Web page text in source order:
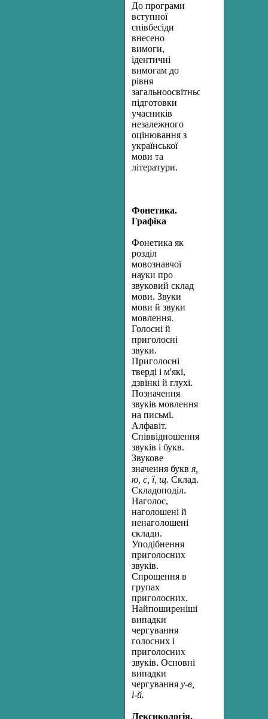
До програми
вступної
співбесіди
внесено
вимоги,
ідентичні
вимогам до
рівня
загальноосвітньої
підготовки
учасників
незалежного
оцінювання з
української
мови та
літератури.
Фонетика.
Графіка
Фонетика як
розділ
мовознавчої
науки про
звуковий склад
мови. Звуки
мови й звуки
мовлення.
Голосні й
приголосні
звуки.
Приголосні
тверді і м'які,
дзвінкі й глухі.
Позначення
звуків мовлення
на пись­мі.
Алфавіт.
Співвідношення
звуків і букв.
Звукове
значення букв я,
ю, є, ї, щ. Склад.
Складоподіл.
Наголос,
наголошені й
ненаголошені
склади.
Уподібнення
приголосних
звуків.
Спрощення в
групах
приголосних.
Найпоширеніші
випадки
чергування
голос­них і
приголосних
звуків. Основні
випадки
чергування у-в,
і-й.
Лексикологія.